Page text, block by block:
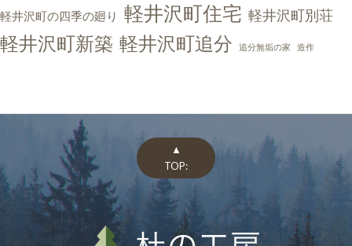
軽井沢町の四季の廻り 軽井沢町住宅 軽井沢町別荘
軽井沢町新築 軽井沢町追分 追分無垢の家 造作
▲
TOP: